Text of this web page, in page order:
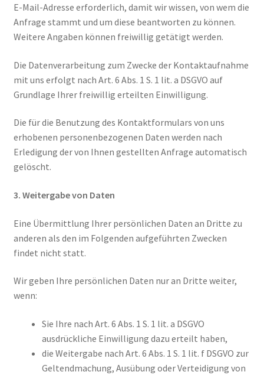
E-Mail-Adresse erforderlich, damit wir wissen, von wem die
Anfrage stammt und um diese beantworten zu können.
Weitere Angaben können freiwillig getätigt werden.
Die Datenverarbeitung zum Zwecke der Kontaktaufnahme
mit uns erfolgt nach Art. 6 Abs. 1 S. 1 lit. a DSGVO auf
Grundlage Ihrer freiwillig erteilten Einwilligung.
Die für die Benutzung des Kontaktformulars von uns
erhobenen personenbezogenen Daten werden nach
Erledigung der von Ihnen gestellten Anfrage automatisch
gelöscht.
3. Weitergabe von Daten
Eine Übermittlung Ihrer persönlichen Daten an Dritte zu
anderen als den im Folgenden aufgeführten Zwecken
findet nicht statt.
Wir geben Ihre persönlichen Daten nur an Dritte weiter,
wenn:
Sie Ihre nach Art. 6 Abs. 1 S. 1 lit. a DSGVO
ausdrückliche Einwilligung dazu erteilt haben,
die Weitergabe nach Art. 6 Abs. 1 S. 1 lit. f DSGVO zur
Geltendmachung, Ausübung oder Verteidigung von